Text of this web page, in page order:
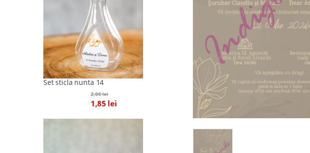
Set sticla nunta 14
1,85 lei
2,06lei